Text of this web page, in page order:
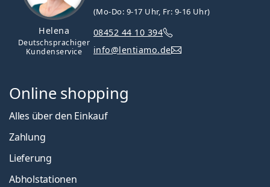
Helena
Deutschsprachiger
Kundenservice
(Mo-Do: 9-17 Uhr, Fr: 9-16 Uhr)
08452 44 10 394
info@lentiamo.de
Online shopping
Alles über den Einkauf
Zahlung
Lieferung
Abholstationen